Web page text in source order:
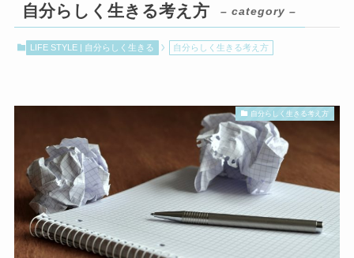
自分らしく生きる考え方 – category –
LIFE STYLE | 自分らしく生きる 自分らしく生きる考え方
自分らしく生きる考え方